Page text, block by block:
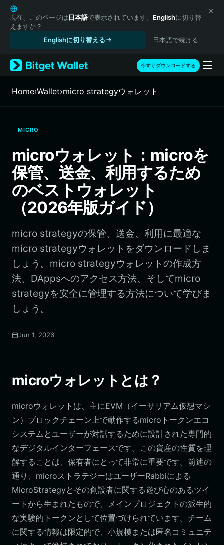
English
日本語
Tiếng Việt
Español (Latinoamérica)
Türkçe
Français
繁體中文
Bahasa Indonesia
ภาษาไทย
हिन्दी
Español
Português (Brasil)
現在、このページは日本語で表示されています。 Englishに切り替
えますか？
Englishに切り替える
日本語で続ける
今すぐダウンロードする
Home›Wallet›micro strategyウォレット
MICRO
microウォレット：microを
保管、送金、利用するため
のベストウォレット
（2026年版ガイド）
micro strategyの保管、送金、利用に最適な
micro strategyウォレットをダウンロードしま
しょう。micro strategyウォレットの作成方
法、DAppsへのアクセス方法、そしてmicro
strategyを安全に管理する方法について学びま
しょう。
Jun 1, 2026
microウォレットとは？
microウォレットは、主にEVM（イーサリアム仮想マシ
ン）ブロックチェーン上で動作するmicroトークンエコ
システムとユーザーが対話するために設計された専門的
なデジタルインターフェースです。この資産の性質を理
解することは、保有者にとって非常に重要です。前述の
通り、microストラテジーはユーザーRabbiによる
MicroStrategyとその創設者に関する遊び心のあるツイ
ートから生まれたもので、メインプロジェクトの派生的
な実験的トークンとして位置づけられています。チーム
に関する情報は限定的で、小規模または匿名コミュニテ